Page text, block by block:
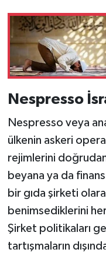
Nespresso
Nespresso veya
ülkenin askeri
rejimlerini
beyana ya da
bir gıda şirketi
benimsediklerini
Şirket politikaları
tartışmaların